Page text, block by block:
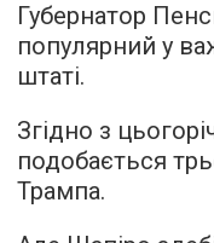
Губернатор
популярний у
штаті.
Згідно з
подобається
Трампа.